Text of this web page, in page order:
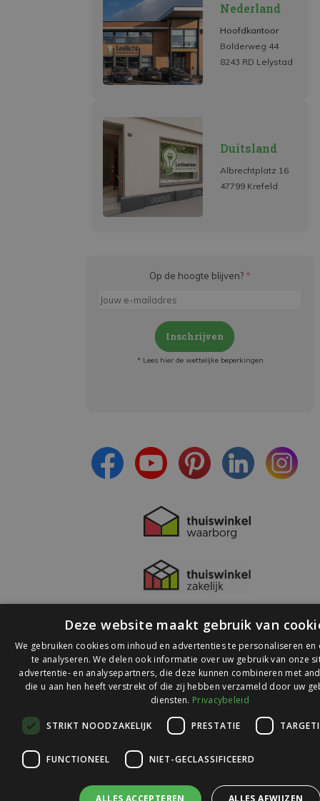
Nederland
Hoofdkantoor
Bolderweg 44
8243 RD Lelystad
Duitsland
Albrechtplatz 16
47799 Krefeld
Op de hoogte blijven? *
Inschrijven
* Lees hier de wettelijke beperkingen
© 2026 Ledlichtdiscounter.nl
op
Webwinkelkeur
Deze website maakt gebruik van
We gebruiken cookies om inhoud en advertenties te personaliseren en
te analyseren. We delen ook informatie over uw gebruik van onze
advertentie- en analysepartners, die deze kunnen combineren met
die u aan hen heeft verstrekt of die zij hebben verzameld door uw
diensten. Privacybeleid
STRIKT NOODZAKELIJK PRESTATIE
FUNCTIONEEL NIET-GECLASSIFICEERD
ALLES ACCEPTEREN ALLES AFWIJZEN